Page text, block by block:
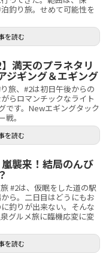
釣り旅。せめて可能性を
を読む
満天のプラネタリ
ジギング＆エギング
旅、#2は初日午後からの
らロマンチックなライト
です。Newエギングタック
。
を読む
嵐襲来！結局のんび
#2は、仮眠をした道の駅
ら。二日目はどうにもお
釣りが出来ない。そんな
グルメ旅に臨機応変に変
を読む